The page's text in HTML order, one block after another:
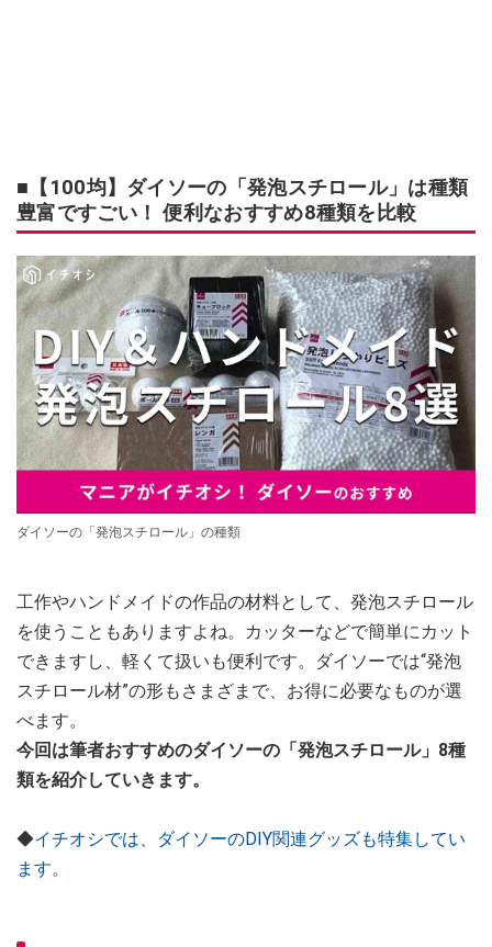
■【100均】ダイソーの「発泡スチロール」は種類
豊富ですごい！ 便利なおすすめ8種類を比較
ダイソーの「発泡スチロール」の種類
工作やハンドメイドの作品の材料として、発泡スチロール
を使うこともありますよね。カッターなどで簡単にカット
できますし、軽くて扱いも便利です。ダイソーでは“発泡
スチロール材”の形もさまざまで、お得に必要なものが選
べます。
今回は筆者おすすめのダイソーの「発泡スチロール」8種
類を紹介していきます。
◆イチオシでは、ダイソーのDIY関連グッズも特集してい
ます。